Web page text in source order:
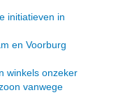
initiatieven in
en Voorburg
winkels onzeker
vanwege